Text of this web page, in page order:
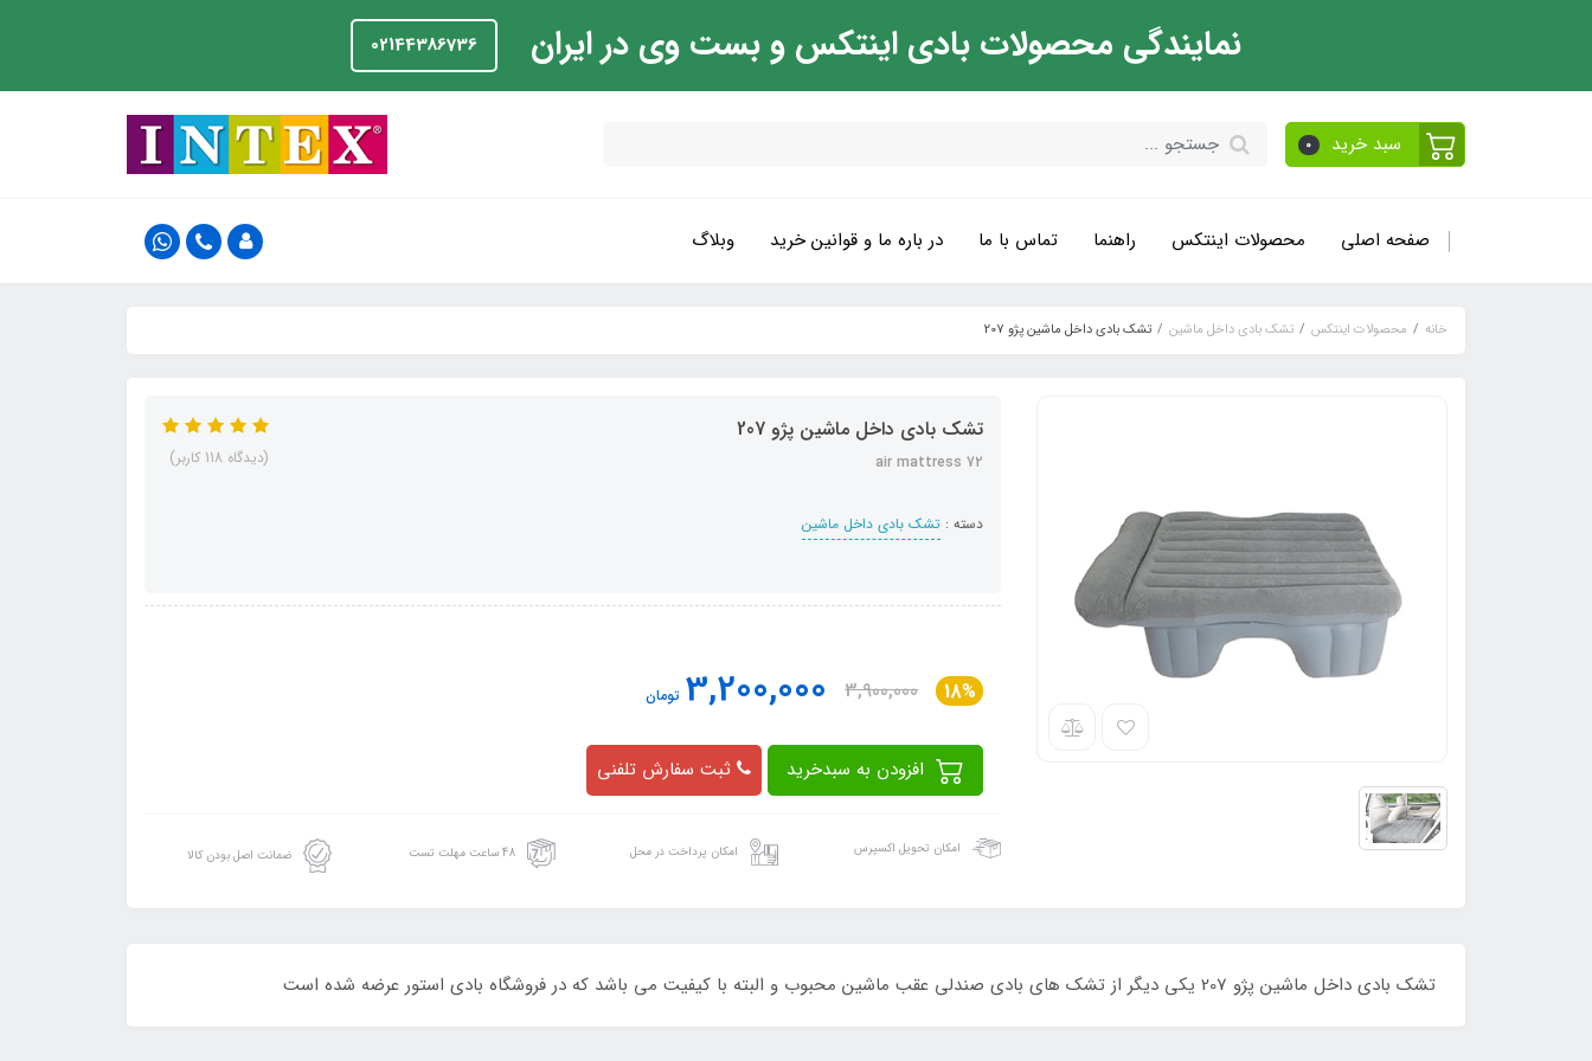
نمایندگی محصولات بادی اینتکس و بست وی در ایران 02144386736
سبد خرید 0
صفحه اصلی محصولات اینتکس راهنما تماس با ما در باره ما و قوانین خرید وبلاگ
خانه محصولات اینتکس تشک بادی داخل ماشین تشک بادی داخل ماشین پژو 207
تشک بادی داخل ماشین پژو 207
air mattress 72
دسته : تشک بادی داخل ماشین
(دیدگاه 118 کاربر)
18%
3,900,000
3,200,000 تومان
ثبت سفارش تلفنی
امکان تحویل اکسپرس امکان پرداخت در محل 48 ساعت مهلت تست ضمانت اصل بودن کالا
تشک بادی داخل ماشین پژو 207 یکی دیگر از تشک های بادی صندلی عقب ماشین محبوب و البته با کیفیت می باشد که در فروشگاه بادی استور عرضه شده است